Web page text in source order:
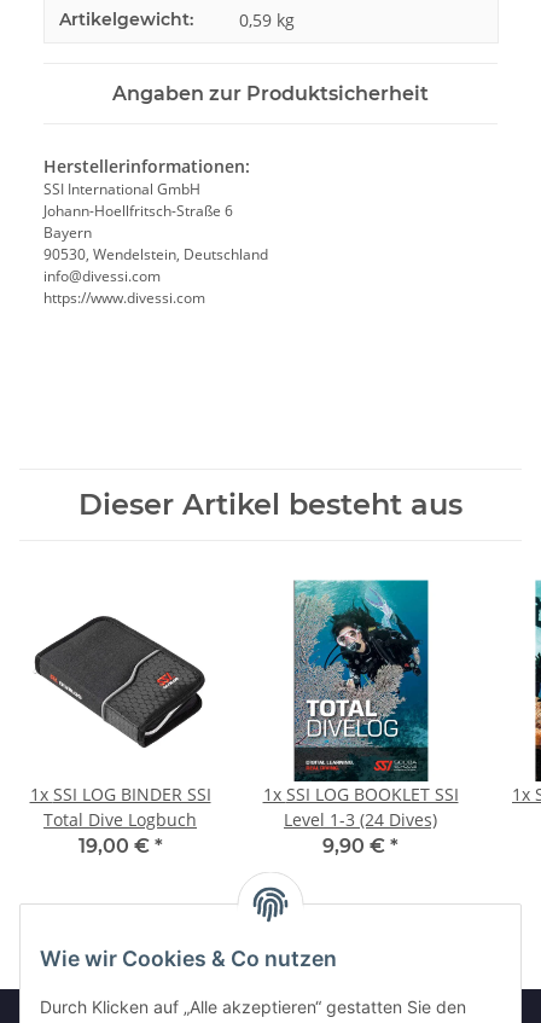
Wie wir Cookies & Co nutzen
Durch Klicken auf „Alle akzeptieren“ gestatten Sie den
Artikelgewicht: 0,59 kg
Angaben zur Produktsicherheit
Herstellerinformationen:
SSI International GmbH
Johann-Hoellfritsch-Straße 6
Bayern
90530, Wendelstein, Deutschland
info@divessi.com
https://www.divessi.com
Dieser Artikel besteht aus
1x SSI LOG BINDER SSI
Total Dive Logbuch
19,00 € *
1x SSI LOG BOOKLET SSI
Level 1-3 (24 Dives)
9,90 € *
1x